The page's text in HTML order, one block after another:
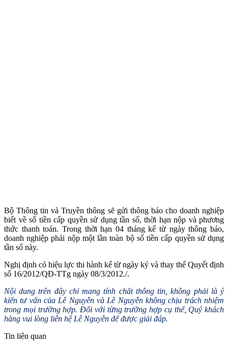
Bộ Thông tin và Truyền thông sẽ gửi thông báo cho doanh nghiệp
biết về số tiền cấp quyền sử dụng tần số, thời hạn nộp và phương
thức thanh toán. Trong thời hạn 04 tháng kể từ ngày thông báo,
doanh nghiệp phải nộp một lần toàn bộ số tiền cấp quyền sử dụng
tần số này.
Nghị định có hiệu lực thi hành kể từ ngày ký và thay thế Quyết định
số 16/2012/QĐ-TTg ngày 08/3/2012./.
Nội dung trên đây chỉ mang tính chất thông tin, không phải là ý
kiến tư vấn của Lê Nguyễn và Lê Nguyễn không chịu trách nhiệm
trong mọi trường hợp. Đối với từng trường hợp cụ thể, Quý khách
hàng vui lòng liên hệ Lê Nguyễn để được giải đáp.
Tin liên quan